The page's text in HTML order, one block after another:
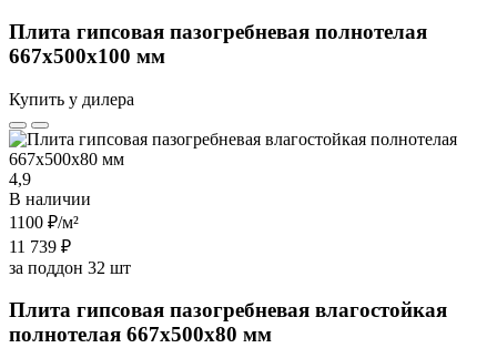
Плита гипсовая пазогребневая полнотелая
667х500х100 мм
Купить у дилера
4,9
В наличии
1100 ₽/м²
11 739 ₽
за поддон 32 шт
Плита гипсовая пазогребневая влагостойкая
полнотелая 667х500х80 мм